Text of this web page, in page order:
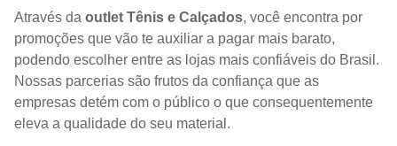
Através da outlet Tênis e Calçados, você encontra por
promoções que vão te auxiliar a pagar mais barato,
podendo escolher entre as lojas mais confiáveis do Brasil.
Nossas parcerias são frutos da confiança que as
empresas detém com o público o que consequentemente
eleva a qualidade do seu material.